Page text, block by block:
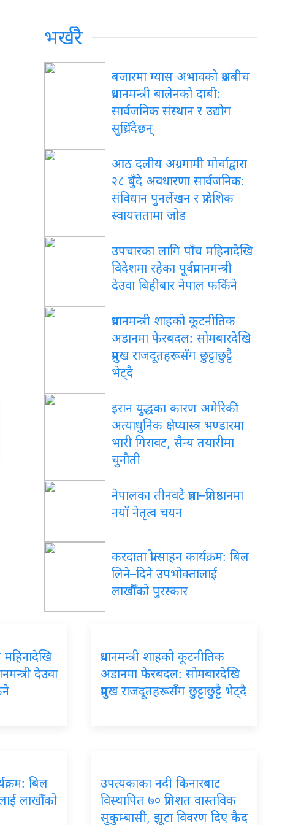
भर्खरै
बजारमा ग्यास अभावको प्रश्नबीच
प्रधानमन्त्री बालेनको दाबी:
सार्वजनिक संस्थान र उद्योग
सुध्रिँदैछन्
आठ दलीय अग्रगामी मोर्चाद्वारा
२८ बुँदे अवधारणा सार्वजनिक:
संविधान पुनर्लेखन र प्रादेशिक
स्वायत्ततामा जोड
उपचारका लागि पाँच महिनादेखि
विदेशमा रहेका पूर्वप्रधानमन्त्री
देउवा बिहीबार नेपाल फर्किने
प्रधानमन्त्री शाहको कूटनीतिक
अडानमा फेरबदल: सोमबारदेखि
प्रमुख राजदूतहरूसँग छुट्टाछुट्टै
भेट्दै
इरान युद्धका कारण अमेरिकी
अत्याधुनिक क्षेप्यास्त्र भण्डारमा
भारी गिरावट, सैन्य तयारीमा
चुनौती
नेपालका तीनवटै प्रज्ञा–प्रतिष्ठानमा
नयाँ नेतृत्व चयन
करदाता प्रोत्साहन कार्यक्रम: बिल
लिने–दिने उपभोक्तालाई
लाखौँको पुरस्कार
देउवा
प्रधानमन्त्री शाहको कूटनीतिक
अडानमा फेरबदल: सोमबारदेखि
प्रमुख राजदूतहरूसँग छुट्टाछुट्टै भेट्दै
बिल
लाखौँको
उपत्यकाका नदी किनारबाट
विस्थापित ७० प्रतिशत वास्तविक
सुकुम्बासी, झूटा विवरण दिए कैद